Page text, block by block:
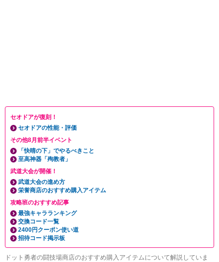
セオドアが復刻！
セオドアの性能・評価
その他8月前半イベント
「快晴の下」でやるべきこと
至高神器「殉教者」
武道大会が開催！
武道大会の進め方
栄誉商店のおすすめ購入アイテム
攻略班のおすすめ記事
最強キャラランキング
交換コード一覧
2400円クーポン使い道
招待コード掲示板
ドット勇者の闘技場商店のおすすめ購入アイテムについて解説していま